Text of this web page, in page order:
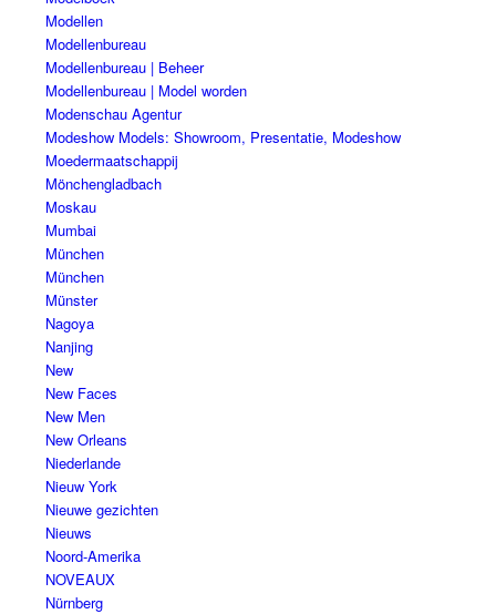
Modellen
Modellenbureau
Modellenbureau | Beheer
Modellenbureau | Model worden
Modenschau Agentur
Modeshow Models: Showroom, Presentatie, Modeshow
Moedermaatschappij
Mönchengladbach
Moskau
Mumbai
München
München
Münster
Nagoya
Nanjing
New
New Faces
New Men
New Orleans
Niederlande
Nieuw York
Nieuwe gezichten
Nieuws
Noord-Amerika
NOVEAUX
Nürnberg